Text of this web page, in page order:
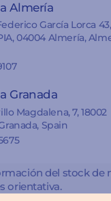
Almería
García Lorca 43,
04004 Almería,
Granada
Magdalena, 7, 18002
Spain
del stock de
orientativa.